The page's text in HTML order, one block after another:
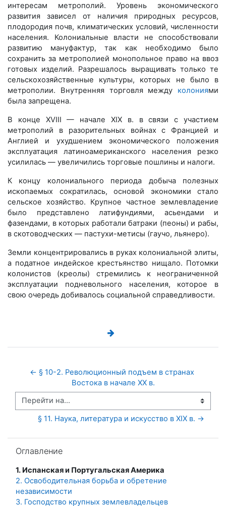
интересам метрополий. Уровень экономического
развития зависел от наличия природных ресурсов,
плодородия почв, климатических условий, численности
населения. Колониальные власти не способствовали
развитию мануфактур, так как необходимо было
сохранить за метрополией монопольное право на ввоз
готовых изделий. Разрешалось выращивать только те
сельскохозяйственные культуры, которых не было в
метрополии. Внутренняя торговля между колониями
была запрещена.
В конце XVIII — начале XIX в. в связи с участием
метрополий в разорительных войнах с Францией и
Англией и ухудшением экономического положения
эксплуатация латиноамериканского населения резко
усилилась — увеличились торговые пошлины и налоги.
К концу колониального периода добыча полезных
ископаемых сократилась, основой экономики стало
сельское хозяйство. Крупное частное землевладение
было представлено латифундиями, асьендами и
фазендами, в которых работали батраки (пеоны) и рабы,
в скотоводческих — пастухи-метисы (гаучо, льянеро).
Земли концентрировались в руках колониальной элиты,
а податное индейское крестьянство нищало. Потомки
колонистов (креолы) стремились к неограниченной
эксплуатации подневольного населения, которое в
свою очередь добивалось социальной справедливости.
← § 10-2. Революционный подъем в странах
Востока в начале ХХ в.
Перейти на...
§ 11. Наука, литература и искусство в XIX в. →
Оглавление
1. Испанская и Португальская Америка
2. Освободительная борьба и обретение
независимости
3. Господство крупных землевладельцев